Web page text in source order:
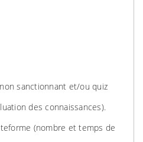
sanctionnant et/ou quiz
des connaissances).
(nombre et temps de